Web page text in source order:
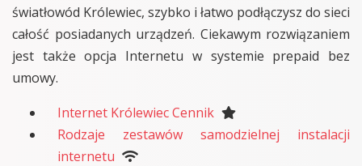
światłowód Królewiec, szybko i łatwo podłączysz do sieci
całość posiadanych urządzeń. Ciekawym rozwiązaniem
jest także opcja Internetu w systemie prepaid bez
umowy.
Internet Królewiec Cennik
Rodzaje zestawów samodzielnej instalacji
internetu